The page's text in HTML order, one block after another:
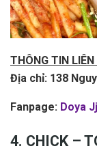
THÔNG TIN LIÊN
Địa chỉ: 138
Fanpage: Doya
4. CHICK –